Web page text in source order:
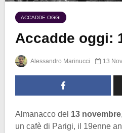
ACCADDE OGGI
Accadde oggi:
Alessandro Marinucci 13
Almanacco del 13 novembre
un cafè di Parigi, il 19enne